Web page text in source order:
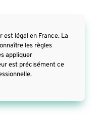
légal en France. La
les règles
appliquer
est précisément ce